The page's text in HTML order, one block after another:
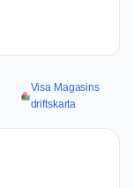
Visa Magasins
driftskarta